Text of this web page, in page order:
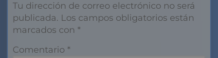
Tu dirección de correo electrónico no será
publicada. Los campos obligatorios están
marcados con *
Comentario *